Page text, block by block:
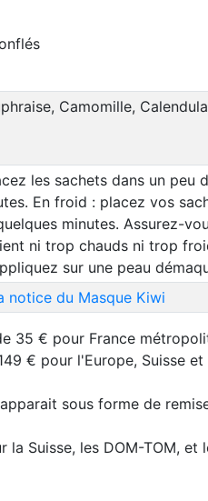
Camomille,
les sachets dans un peu
En froid : placez vos
minutes. Assurez-
ni trop chauds ni trop
sur une peau
notice du Masque Kiwi
35 € pour France
€ pour l'Europe, Suisse et
sous forme de
la Suisse, les DOM-TOM, et